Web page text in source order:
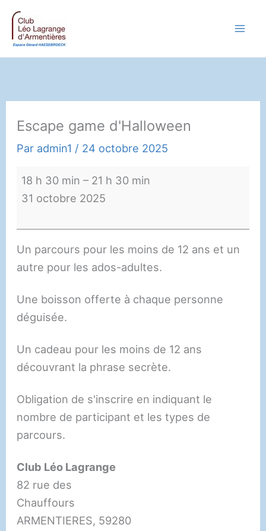
Aller
contenu
Escape game d'Halloween
Par admin1 / 24 octobre 2025
Escape
game
18 h 30 min – 21 h 30 min
31 octobre 2025
Un parcours pour les moins de 12 ans et un
autre pour les ados-adultes.
Une boisson offerte à chaque personne
déguisée.
Un cadeau pour les moins de 12 ans
découvrant la phrase secrète.
Obligation de s'inscrire en indiquant le
nombre de participant et les types de
parcours.
Club Léo Lagrange
82 rue des
Chauffours
ARMENTIERES, 59280